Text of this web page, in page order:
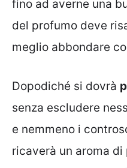
fino ad averne una
del profumo deve
meglio abbondare
Dopodiché si dovrà
senza escludere
e nemmeno i
ricaverà un aroma